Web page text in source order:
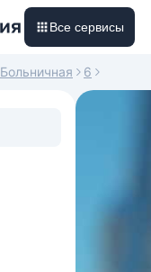
Все сервисы
Больничная 6